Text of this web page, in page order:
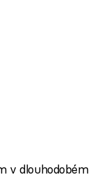
v dlouhodobém